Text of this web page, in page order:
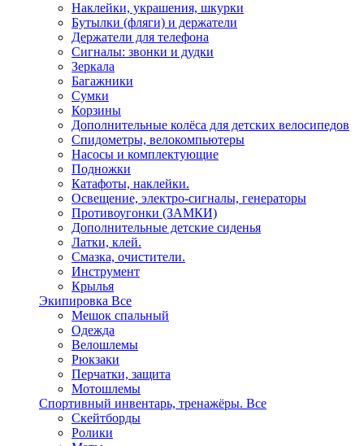
Наклейки, украшения, шкурки
Бутылки (фляги) и держатели
Держатели для телефона
Сигналы: звонки и дудки
Зеркала
Багажники
Сумки
Корзины
Дополнительные колёса для детских велосипедов
Спидометры, велокомпьютеры
Насосы и комплектующие
Подножки
Катафоты, наклейки.
Освещение, электро-сигналы, генераторы
Противоугонки (ЗАМКИ)
Дополнительные детские сиденья
Латки, клей.
Смазка, очистители.
Инструмент
Крылья
Экипировка Все
Мешок спальный
Одежда
Велошлемы
Рюкзаки
Перчатки, защита
Мотошлемы
Спортивный инвентарь, тренажёры. Все
Скейтборды
Ролики